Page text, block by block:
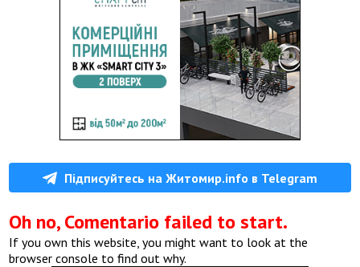
Підписуйтесь на Житомир.info в Telegram
Oh no, Comentario failed to start.
If you own this website, you might want to look at the
browser console to find out why.